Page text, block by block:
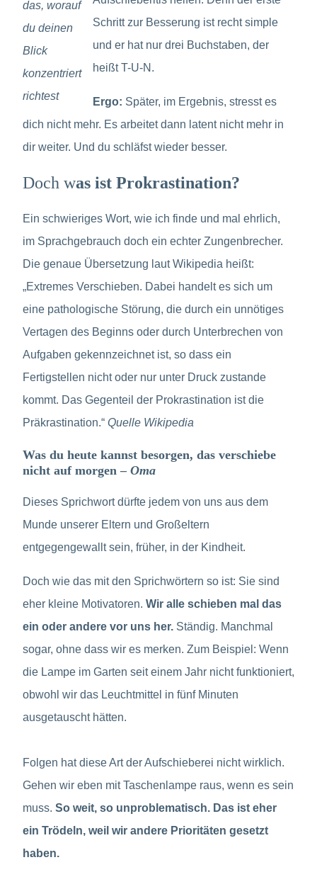
das, worauf
du deinen
Blick
konzentriert
richtest
Schritt zur Besserung ist recht simple
und er hat nur drei Buchstaben, der
heißt T-U-N.
Ergo: Später, im Ergebnis, stresst es
dich nicht mehr. Es arbeitet dann latent nicht mehr in
dir weiter. Und du schläfst wieder besser.
Doch was ist Prokrastination?
Ein schwieriges Wort, wie ich finde und mal ehrlich,
im Sprachgebrauch doch ein echter Zungenbrecher.
Die genaue Übersetzung laut Wikipedia heißt:
„Extremes Verschieben. Dabei handelt es sich um
eine pathologische Störung, die durch ein unnötiges
Vertagen des Beginns oder durch Unterbrechen von
Aufgaben gekennzeichnet ist, so dass ein
Fertigstellen nicht oder nur unter Druck zustande
kommt. Das Gegenteil der Prokrastination ist die
Präkrastination.“ Quelle Wikipedia
Was du heute kannst besorgen, das verschiebe
nicht auf morgen – Oma
Dieses Sprichwort dürfte jedem von uns aus dem
Munde unserer Eltern und Großeltern
entgegengewallt sein, früher, in der Kindheit.
Doch wie das mit den Sprichwörtern so ist: Sie sind
eher kleine Motivatoren. Wir alle schieben mal das
ein oder andere vor uns her. Ständig. Manchmal
sogar, ohne dass wir es merken. Zum Beispiel: Wenn
die Lampe im Garten seit einem Jahr nicht funktioniert,
obwohl wir das Leuchtmittel in fünf Minuten
ausgetauscht hätten.
Folgen hat diese Art der Aufschieberei nicht wirklich.
Gehen wir eben mit Taschenlampe raus, wenn es sein
muss. So weit, so unproblematisch. Das ist eher
ein Trödeln, weil wir andere Prioritäten gesetzt
haben.